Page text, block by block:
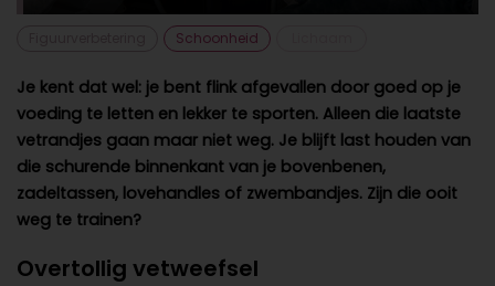
Schoonheid
Je kent dat wel: je bent flink afgevallen door goed op je
voeding te letten en lekker te sporten. Alleen die laatste
vetrandjes gaan maar niet weg. Je blijft last houden van
die schurende binnenkant van je bovenbenen,
zadeltassen, lovehandles of zwembandjes. Zijn die ooit
weg te trainen?
Overtollig vetweefsel